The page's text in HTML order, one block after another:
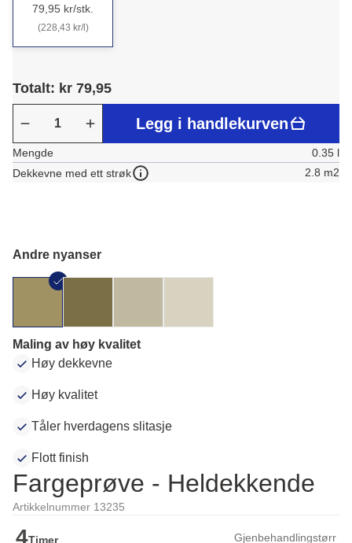
79,95 kr/stk.
(228,43 kr/l)
Totalt: kr 79,95
Legg i handlekurven
Mengde
0.35 l
Dekkevne med ett strøk
2.8 m2
Andre nyanser
Maling av høy kvalitet
Høy dekkevne
Høy kvalitet
Tåler hverdagens slitasje
Flott finish
Fargeprøve - Heldekkende
Artikkelnummer 13235
4Timer Gjenbehandlingstørr